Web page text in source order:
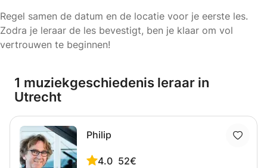
Regel samen de datum en de locatie voor je eerste les.
Zodra je leraar de les bevestigt, ben je klaar om vol
vertrouwen te beginnen!
1 muziekgeschiedenis leraar in
Utrecht
Philip
4.0 52€